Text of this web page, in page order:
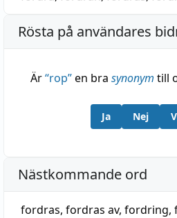
Rösta på användares
Är“rop”en bra synonym till
Ja Nej
Nästkommande ord
fordras, fordras av, fordring,